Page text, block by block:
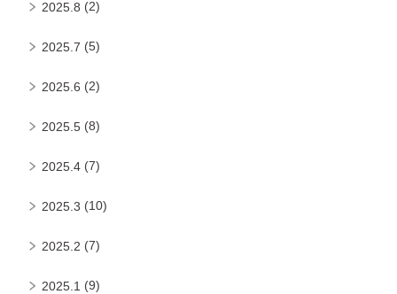
2025.8 (2)
2025.7 (5)
2025.6 (2)
2025.5 (8)
2025.4 (7)
2025.3 (10)
2025.2 (7)
2025.1 (9)